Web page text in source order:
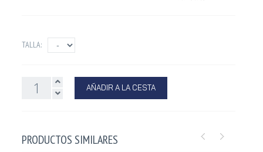
TALLA:
AÑADIR A LA CESTA
PRODUCTOS SIMILARES